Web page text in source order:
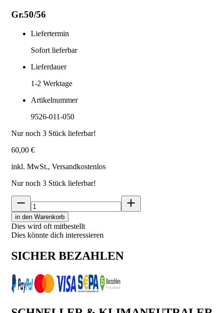
Gr.50/56
Liefertermin
Sofort lieferbar
Lieferdauer
1-2 Werktage
Artikelnummer
9526-011-050
Nur noch 3 Stück lieferbar!
60,00 €
inkl. MwSt., Versandkostenlos
Nur noch 3 Stück lieferbar!
in den Warenkorb
Dies wird oft mitbestellt
Dies könnte dich interessieren
SICHER BEZAHLEN